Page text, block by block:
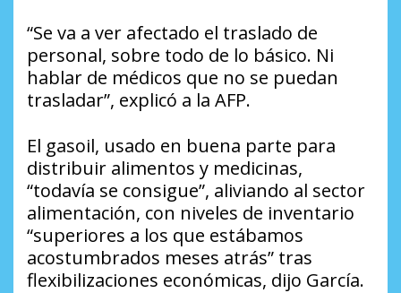
“Se va a ver afectado el traslado de
personal, sobre todo de lo básico. Ni
hablar de médicos que no se puedan
trasladar”, explicó a la AFP.
El gasoil, usado en buena parte para
distribuir alimentos y medicinas,
“todavía se consigue”, aliviando al sector
alimentación, con niveles de inventario
“superiores a los que estábamos
acostumbrados meses atrás” tras
flexibilizaciones económicas, dijo García.